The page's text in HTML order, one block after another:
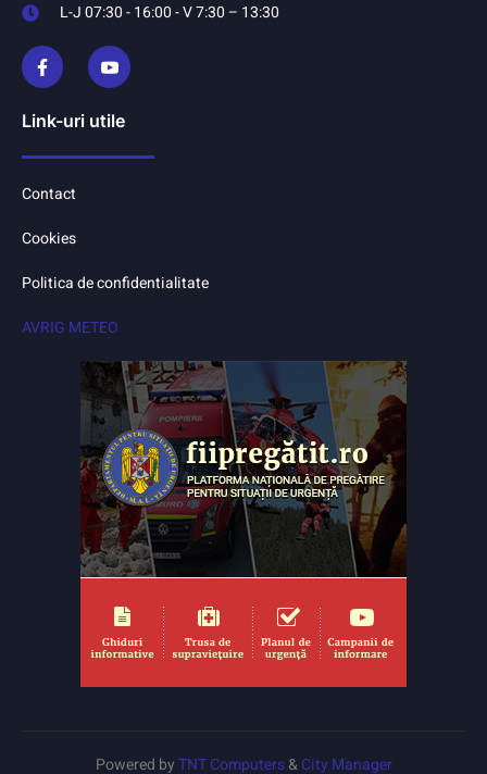
L-J 07:30 - 16:00 - V 7:30 – 13:30
Link-uri utile
Contact
Cookies
Politica de confidentialitate
AVRIG METEO
Powered byTNT Computers&City Manager